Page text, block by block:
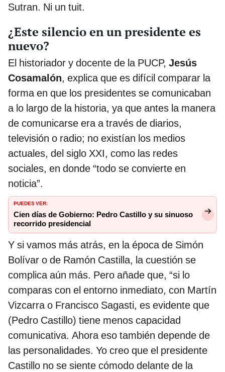
Sutran. Ni un tuit.
¿Este silencio en un presidente es
nuevo?
El historiador y docente de la PUCP, Jesús
Cosamalón, explica que es difícil comparar la
forma en que los presidentes se comunicaban
a lo largo de la historia, ya que antes la manera
de comunicarse era a través de diarios,
televisión o radio; no existían los medios
actuales, del siglo XXI, como las redes
sociales, en donde “todo se convierte en
noticia”.
PUEDES VER:
Cien días de Gobierno: Pedro Castillo y su sinuoso
recorrido presidencial
Y si vamos más atrás, en la época de Simón
Bolívar o de Ramón Castilla, la cuestión se
complica aún más. Pero añade que, “si lo
comparas con el entorno inmediato, con Martín
Vizcarra o Francisco Sagasti, es evidente que
(Pedro Castillo) tiene menos capacidad
comunicativa. Ahora eso también depende de
las personalidades. Yo creo que el presidente
Castillo no se siente cómodo delante de la